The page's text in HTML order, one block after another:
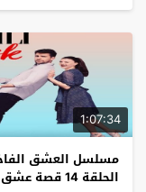
1:07:34
مسلسل العشق
الحلقة 14 قصة عشق